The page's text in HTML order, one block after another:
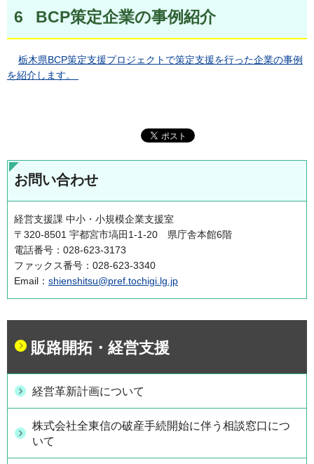
6 BCP策定企業の事例紹介
栃木県BCP策定支援プロジェクトで策定支援を行った企業の事例
を紹介します。
お問い合わせ
経営支援課 中小・小規模企業支援室
〒320-8501 宇都宮市塙田1-1-20 県庁舎本館6階
電話番号：028-623-3173
ファックス番号：028-623-3340
Email： shienshitsu@pref.tochigi.lg.jp
販路開拓・経営支援
経営革新計画について
株式会社全東信の破産手続開始に伴う相談窓口につ
いて